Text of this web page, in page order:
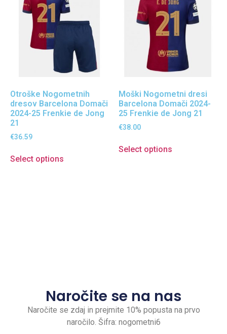
Otroške Nogometnih
dresov Barcelona Domači
2024-25 Frenkie de Jong
21
€36.59
Select options
Moški Nogometni dresi
Barcelona Domači 2024-
25 Frenkie de Jong 21
€38.00
Select options
Naročite se na nas
Naročite se zdaj in prejmite 10% popusta na prvo
naročilo. Šifra: nogometni6